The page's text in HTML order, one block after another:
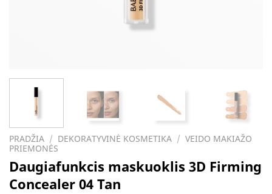
PRADŽIA / DEKORATYVINĖ KOSMETIKA / VEIDO MAKIAŽO
PRIEMONĖS
Daugiafunkcis maskuoklis 3D Firming
Concealer 04 Tan